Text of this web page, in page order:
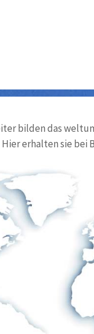
bilden das
erhalten sie